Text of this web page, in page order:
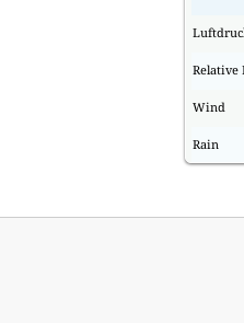
Wind
Rain